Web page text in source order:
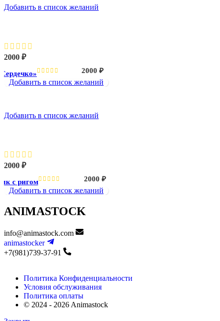
Добавить в список желаний
2000 ₽
2000 ₽
Добавить в список желаний
Добавить в список желаний
2000 ₽
с ригом 2000 ₽
Добавить в список желаний
ANIMASTOCK
info@animastock.com
animastocker
+7(981)739-37-91
Политика Конфиденциальности
Условия обслуживания
Политика оплаты
© 2024 - 2026 Animastock